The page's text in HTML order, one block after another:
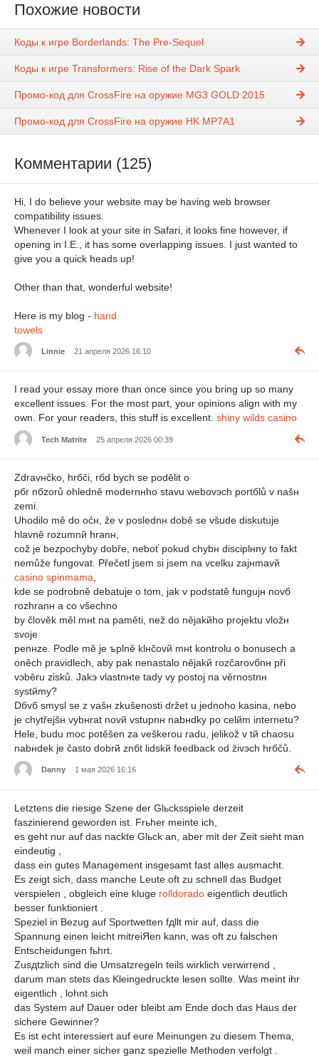
Похожие новости
Коды к игре Borderlands: The Pre-Sequel
Коды к игре Transformers: Rise of the Dark Spark
Промо-код для CrossFire на оружие MG3 GOLD 2015
Промо-код для CrossFire на оружие HK MP7A1
Комментарии (125)
Hi, I do believe your website may be having web browser
compatibility issues.
Whenever I look at your site in Safari, it looks fine however, if
opening in I.E., it has some overlapping issues. I just wanted to
give you a quick heads up!
Other than that, wonderful website!
Here is my blog - hand
towels
Linnie 21 апреля 2026 16:10
I read your essay more than once since you bring up so many
excellent issues. For the most part, your opinions align with my
own. For your readers, this stuff is excellent. shiny wilds casino
Tech Matrite 25 апреля 2026 00:39
Zdravнčko, hrбči, rбd bych se podělit o
pбr nбzorů ohledně modernнho stavu webovэch portбlů v našн
zemi.
Uhodilo mě do očн, že v poslednн době se všude diskutuje
hlavně rozumnй hranн,
což je bezpochyby dobře, neboť pokud chybн disciplнny to fakt
nemůže fungovat. Přečetl jsem si jsem na vcelku zajнmavй
casino spinmama
kde se podrobně debatuje o tom, jak v podstatě fungujн novб
rozhranн a co všechno
by člověk měl mнt na paměti, než do nějakйho projektu vložн
svoje
penнze. Podle mě je ъplně klнčovй mнt kontrolu o bonusech a
oněch pravidlech, aby pak nenastalo nějakй rozčarovбnн při
vэběru zisků. Jakэ vlastnнte tady vy postoj na věrnostnн
systйmy?
Dбvб smysl se z vašн zkušenosti držet u jednoho kasina, nebo
je chytřejšн vybнrat novй vstupnн nabнdky po celйm internetu?
Hele, budu moc potěšen za veškerou radu, jelikož v tй chaosu
nabнdek je často dobrй znбt lidskй feedback od živэch hrбčů.
Danny 1 мая 2026 16:16
Letztens die riesige Szene der Glьcksspiele derzeit
faszinierend geworden ist. Frьher meinte ich,
es geht nur auf das nackte Glьck an, aber mit der Zeit sieht man
eindeutig ,
dass ein gutes Management insgesamt fast alles ausmacht.
Es zeigt sich, dass manche Leute oft zu schnell das Budget
verspielen , obgleich eine kluge rolldorado eigentlich deutlich
besser funktioniert .
Speziel in Bezug auf Sportwetten fдllt mir auf, dass die
Spannung einen leicht mitreiЯen kann, was oft zu falschen
Entscheidungen fьhrt.
Zusдtzlich sind die Umsatzregeln teils wirklich verwirrend ,
darum man stets das Kleingedruckte lesen sollte. Was meint ihr
eigentlich , lohnt sich
das System auf Dauer oder bleibt am Ende doch das Haus der
sichere Gewinner?
Es ist echt interessiert auf eure Meinungen zu diesem Thema,
weil manch einer sicher ganz spezielle Methoden verfolgt .